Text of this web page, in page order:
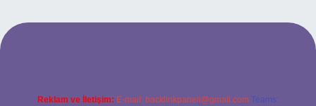
casino
Reklam ve İletişim: E-mail: backlinkpaneli@gmail.com Teams: